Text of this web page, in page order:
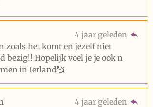
4 jaar geleden
zoals het komt en jezelf niet
bezig!! Hopelijk voel je je ook n
in Ierland🥰
4 jaar geleden